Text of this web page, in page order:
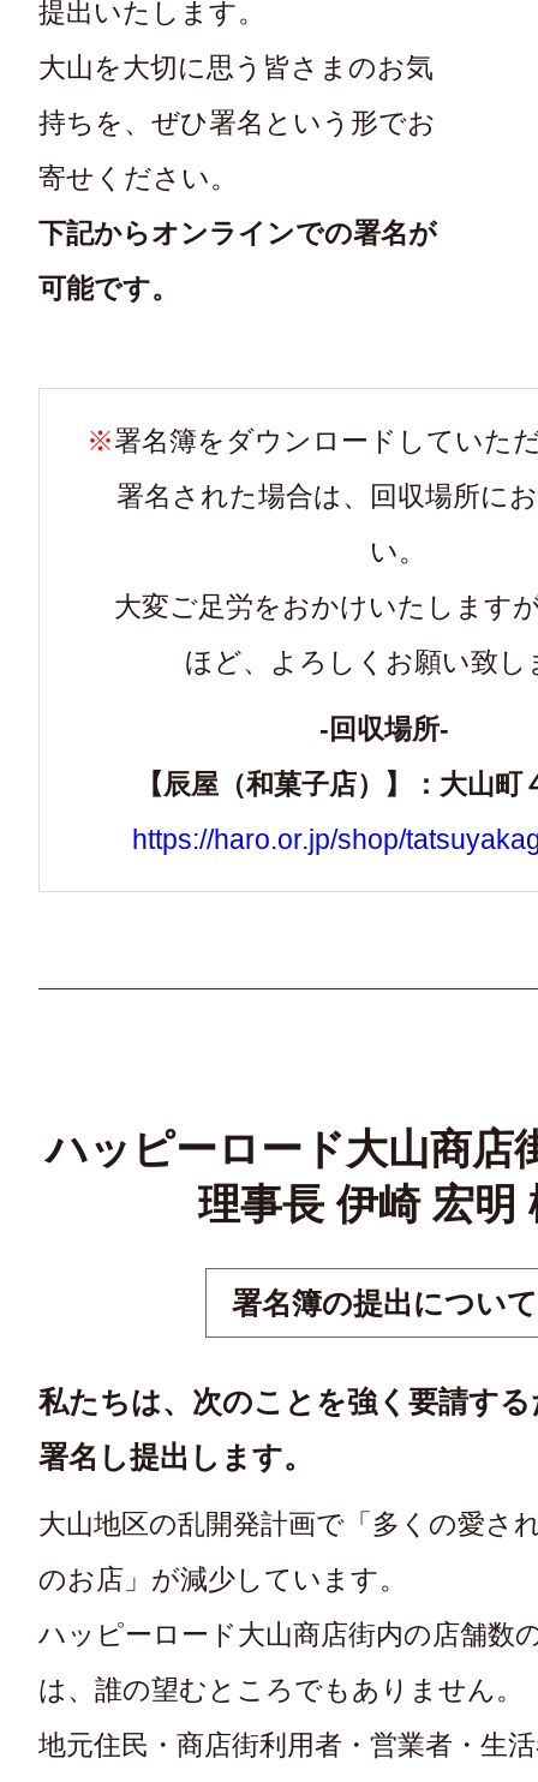
提出いたします。
大山を大切に思う皆さまのお気
持ちを、ぜひ署名という形でお
寄せください。
下記からオンラインでの署名が
可能です。
署名簿をダウンロードしていた
署名された場合は、回収場所に
い。
大変ご足労をおかけいたします
ほど、よろしくお願い致し
-回収場所-
【辰屋（和菓子店）】：大山町
https://haro.or.jp/shop/
ハッピーロード大山商店
理事長 伊崎 宏明
署名簿の提出について
私たちは、次のことを強く要請す
署名し提出します。
大山地区の乱開発計画で「多くの愛さ
のお店」が減少しています。
ハッピーロード大山商店街内の店舗数
は、誰の望むところでもありません。
地元住民・商店街利用者・営業者・生